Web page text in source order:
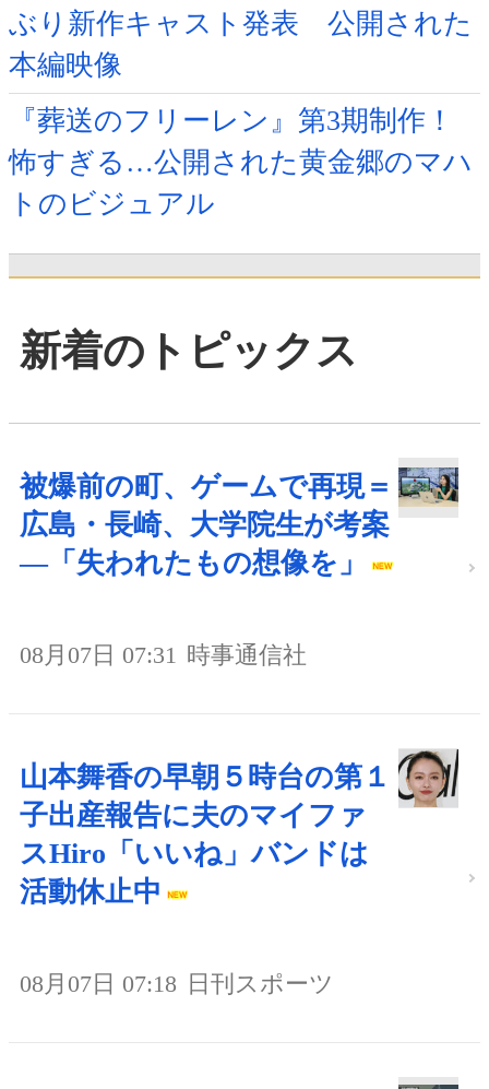
ぶり新作キャスト発表 公開された
本編映像
『葬送のフリーレン』第3期制作！
怖すぎる…公開された黄金郷のマハ
トのビジュアル
新着のトピックス
被爆前の町、ゲームで再現＝
広島・長崎、大学院生が考案
―「失われたもの想像を」
08月07日 07:31 時事通信社
山本舞香の早朝５時台の第１
子出産報告に夫のマイファ
スHiro「いいね」バンドは
活動休止中
08月07日 07:18 日刊スポーツ